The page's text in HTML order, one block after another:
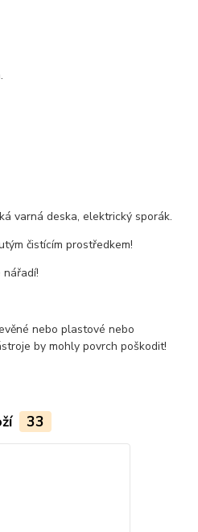
varná deska, elektrický sporák.
čistícím prostředkem!
nebo plastové nebo
by mohly povrch poškodit!
33